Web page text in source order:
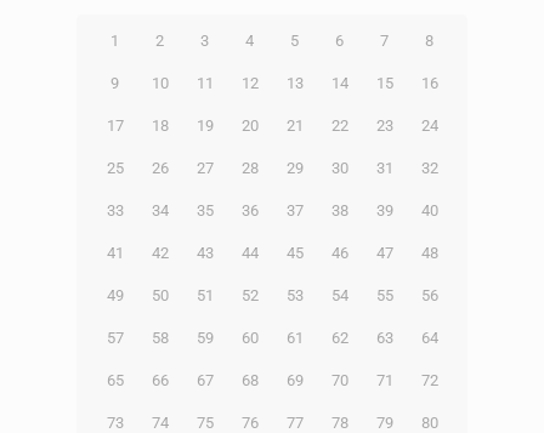
1 2 3 4 5 6 7 8
9 10 11 12 13 14 15 16
17 18 19 20 21 22 23 24
25 26 27 28 29 30 31 32
33 34 35 36 37 38 39 40
41 42 43 44 45 46 47 48
49 50 51 52 53 54 55 56
57 58 59 60 61 62 63 64
65 66 67 68 69 70 71 72
73 74 75 76 77 78 79 80